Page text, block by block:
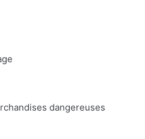
dangereuses